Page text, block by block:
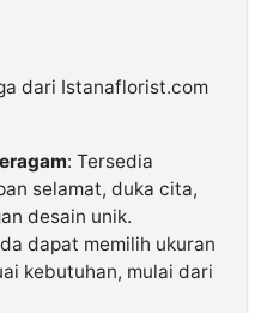
dari Istanaflorist.com
: Tersedia
selamat, duka cita,
desain unik.
dapat memilih ukuran
kebutuhan, mulai dari